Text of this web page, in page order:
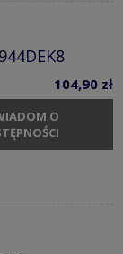
104,90 zł
O